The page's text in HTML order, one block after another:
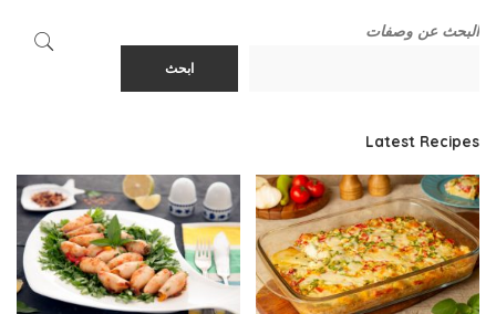
البحث عن وصفات
ابحث
Latest Recipes